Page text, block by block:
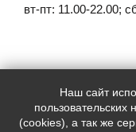
вт-пт: 11.00-22.00;
Мы в
Наш сайт
пользовательских
(cookies), а так же